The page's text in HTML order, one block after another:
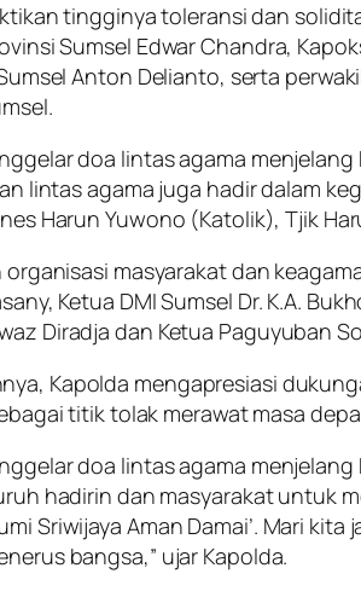
tingginya toleransi dan
Sumsel Edwar Chandra,
Anton Delianto, serta
doa lintas agama
lintas agama juga hadir dalam
Harun Yuwono (Katolik), Tjik
masyarakat dan
Ketua DMI Sumsel Dr. K.A.
Diradja dan Ketua Paguyuban
Kapolda mengapresiasi
titik tolak merawat masa
doa lintas agama
hadirin dan masyarakat untuk
Sriwijaya Aman Damai’. Mari
bangsa,” ujar Kapolda.